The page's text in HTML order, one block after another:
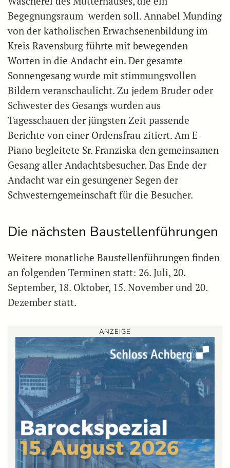
Begegnungsraum werden soll. Annabel Munding
von der katholischen Erwachsenenbildung im
Kreis Ravensburg führte mit bewegenden
Worten in die Andacht ein. Der gesamte
Sonnengesang wurde mit stimmungsvollen
Bildern veranschaulicht. Zu jedem Bruder oder
Schwester des Gesangs wurden aus
Tagesschauen der jüngsten Zeit passende
Berichte von einer Ordensfrau zitiert. Am E-
Piano begleitete Sr. Franziska den gemeinsamen
Gesang aller Andachtsbesucher. Das Ende der
Andacht war ein gesungener Segen der
Schwesterngemeinschaft für die Besucher.
Die nächsten Baustellenführungen
Weitere monatliche Baustellenführungen finden
an folgenden Terminen statt: 26. Juli, 20.
September, 18. Oktober, 15. November und 20.
Dezember statt.
ANZEIGE